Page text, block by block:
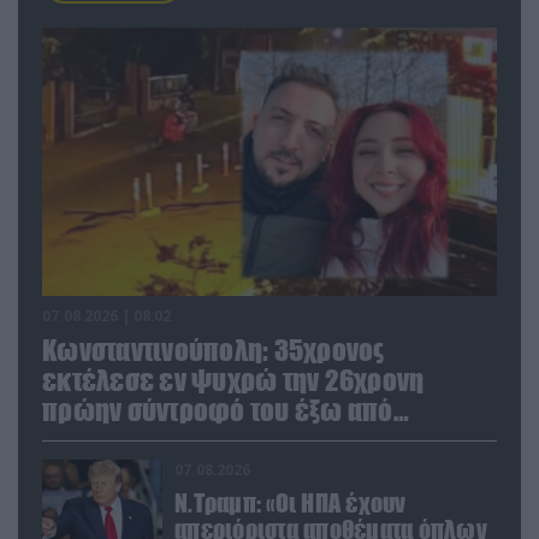
Κωνσταντινούπολη: 35χρονος
εκτέλεσε εν ψυχρώ την 26χρονη
πρώην σύντροφό του έξω από
φαρμακείο (βίντεο)
Ν.Τραμπ: «Οι ΗΠΑ έχουν
απεριόριστα αποθέματα όπλων